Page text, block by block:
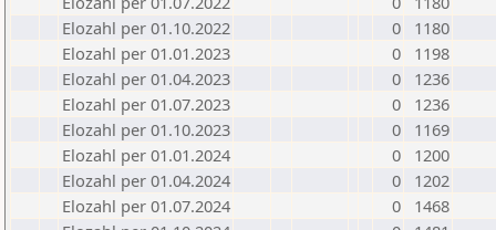
Elozahl per 01.10.2022
0
1180
Elozahl per 01.01.2023
0
1198
Elozahl per 01.04.2023
0
1236
Elozahl per 01.07.2023
0
1236
Elozahl per 01.10.2023
0
1169
Elozahl per 01.01.2024
0
1200
Elozahl per 01.04.2024
0
1202
Elozahl per 01.07.2024
0
1468